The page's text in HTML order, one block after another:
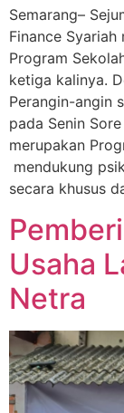
Semarang–
Finance
Program
ketiga kalinya.
Perangin-angin
pada Senin
merupakan
mendukung
secara khusus
Usaha
Netra